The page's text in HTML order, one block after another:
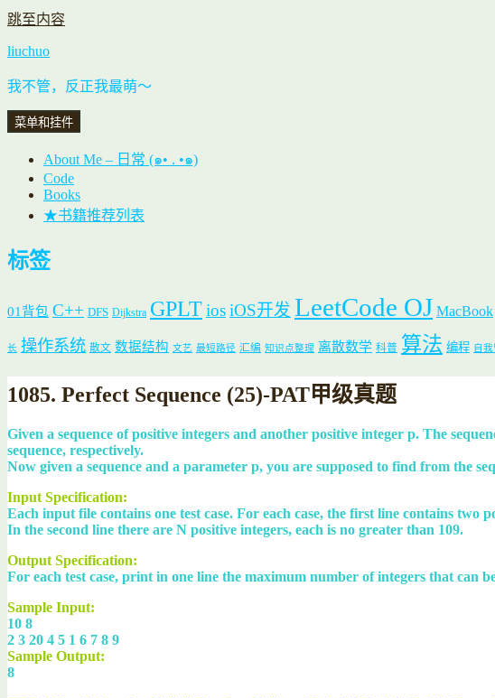
跳至内容
liuchuo
我不管，反正我最萌～
菜单和挂件
About Me – 日常 (๑• . •๑)
Code
Books
★书籍推荐列表
标签
01背包 C++ DFS Dijkstra GPLTiosiOS开发 LeetCode OJ MacBook
长 操作系统 散文 数据结构 文艺 最短路径 汇编 知识点整理 离散数学 科普 算法 编程 自
1085. Perfect Sequence (25)-PAT甲级真题
Given a sequence of positive integers and another positive integer p. The
sequence, respectively.
Now given a sequence and a parameter p, you are supposed to find from the
Input Specification:
Each input file contains one test case. For each case, the first line contains two
In the second line there are N positive integers, each is no greater than 109.
Output Specification:
For each test case, print in one line the maximum number of integers that can
Sample Input:
10 8
2 3 20 4 5 1 6 7 8 9
Sample Output:
8